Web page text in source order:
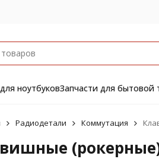
ноутбуковЗапчасти для бытовой
Радиодетали Коммутация